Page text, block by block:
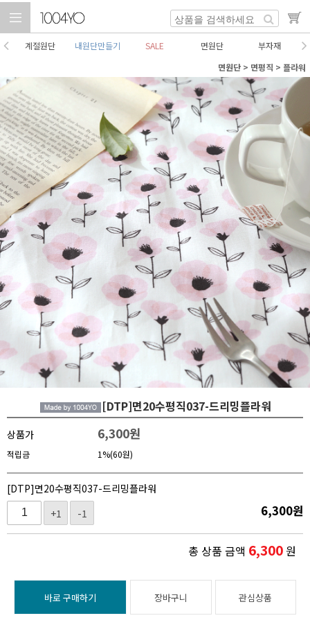
계절원단 내원단만들기 SALE 면원단
부자재
면원단 > 면평직 > 플라워
[DTP]면20수평직037-드리밍플라워
상품가 6,300원
적립금 1%(60원)
[DTP]면20수평직037-드리밍플라워
+1
-1 6,300원
총 상품 금액 6,300원
바로 구매하기 장바구니 관심상품